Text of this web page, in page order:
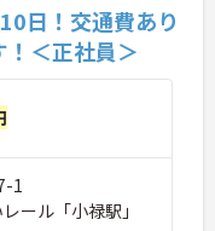
日！交通費あり
＜正社員＞
1
ール「小禄駅」